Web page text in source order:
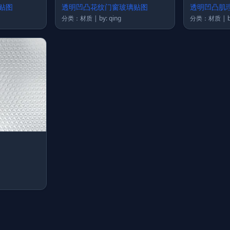
图 透明凹凸花纹门窗玻璃贴图
分类：材质 | by: qing
透明凹凸肌